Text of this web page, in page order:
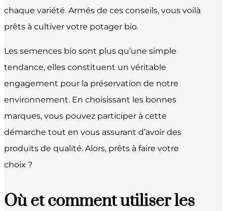
chaque variété. Armés de ces conseils, vous voilà
prêts à cultiver votre potager bio.
Les semences bio sont plus qu’une simple
tendance, elles constituent un véritable
engagement pour la préservation de notre
environnement. En choisissant les bonnes
marques, vous pouvez participer à cette
démarche tout en vous assurant d’avoir des
produits de qualité. Alors, prêts à faire votre
choix ?
Où et comment utiliser les